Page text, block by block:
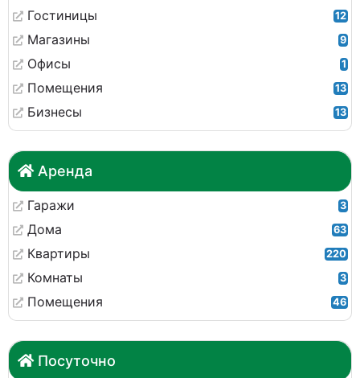
Гостиницы 12
Магазины 9
Офисы 1
Помещения 13
Бизнесы 13
Аренда
Гаражи 3
Дома 63
Квартиры 220
Комнаты 3
Помещения 46
Посуточно